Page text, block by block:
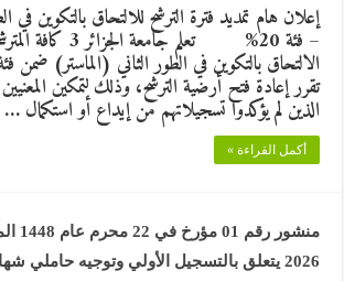
إعلان هام تمديد فترة الترشح للالتحاق بالتكوين في
– فئة 20% تعلم
تقرر إعادة فتح أرضية الترشح، وذلك لتمكين
الذين لم يؤكدوا تسجيلاتهم من إيداع أو استكمال …
أكمل القراءة »
2026 يتعلق بالتسجيل الأولي وتوجيه حاملي